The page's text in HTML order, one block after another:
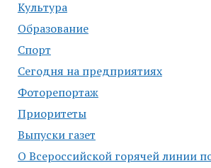
Культура
Образование
Спорт
Сегодня на предприятиях
Фоторепортаж
Приоритеты
Выпуски газет
О Всероссийской горячей линии